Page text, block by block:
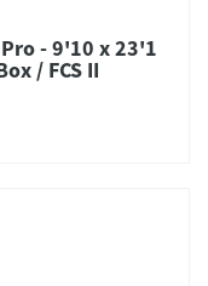
- 9'10 x 23'1
/ FCS II